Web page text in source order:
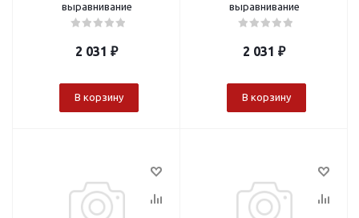
выравнивание
2 031 ₽
В корзину
выравнивание
2 031 ₽
В корзину